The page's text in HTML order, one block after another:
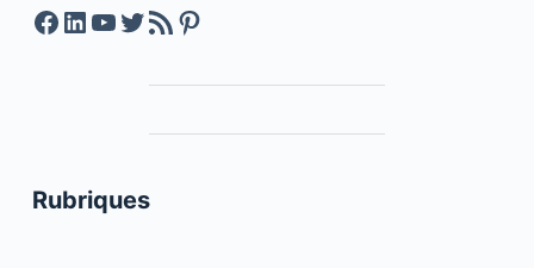
Facebook
LinkedIn
YouTube
Twitter
Feed RSSPinterest
Rubriques